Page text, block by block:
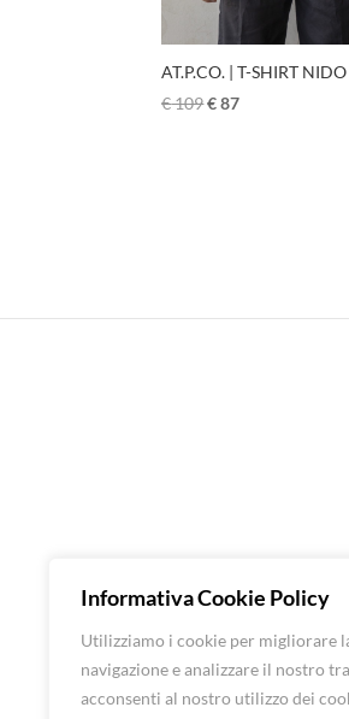
Informativa Cookie Policy
Utilizziamo i cookie per migliorare
navigazione e analizzare il nostro
acconsenti al nostro utilizzo dei
AT.P.CO. | T-SHIRT NIDO
€109€87